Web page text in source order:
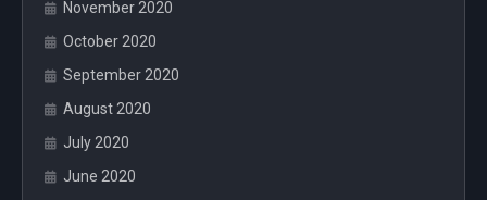
November 2020
October 2020
September 2020
August 2020
July 2020
June 2020